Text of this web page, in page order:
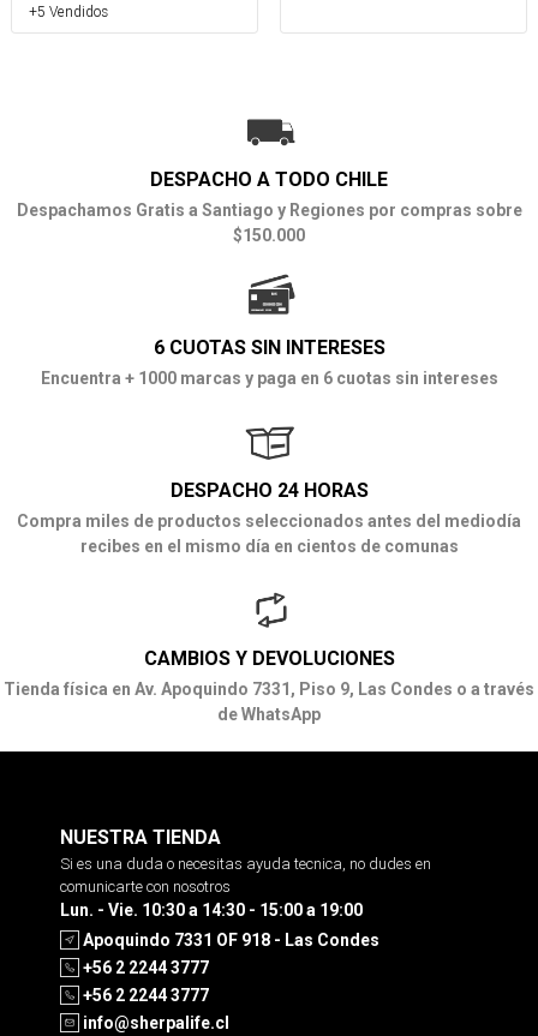
+5 Vendidos
DESPACHO A TODO CHILE
Despachamos Gratis a Santiago y Regiones por compras sobre
$150.000
6 CUOTAS SIN INTERESES
Encuentra + 1000 marcas y paga en 6 cuotas sin intereses
DESPACHO 24 HORAS
Compra miles de productos seleccionados antes del mediodía
recibes en el mismo día en cientos de comunas
CAMBIOS Y DEVOLUCIONES
Tienda física en Av. Apoquindo 7331, Piso 9, Las Condes o a través
de WhatsApp
NUESTRA TIENDA
Si es una duda o necesitas ayuda tecnica, no dudes en
comunicarte con nosotros
Lun. - Vie. 10:30 a 14:30 - 15:00 a 19:00
Apoquindo 7331 OF 918 - Las Condes
+56 2 2244 3777
+56 2 2244 3777
info@sherpalife.cl